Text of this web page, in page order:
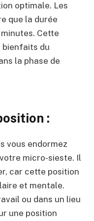
optimale. Les
que la durée
Cette
bienfaits du
la phase de
:
vous endormez
micro-sieste. Il
car cette position
et mentale.
ou dans un lieu
une position